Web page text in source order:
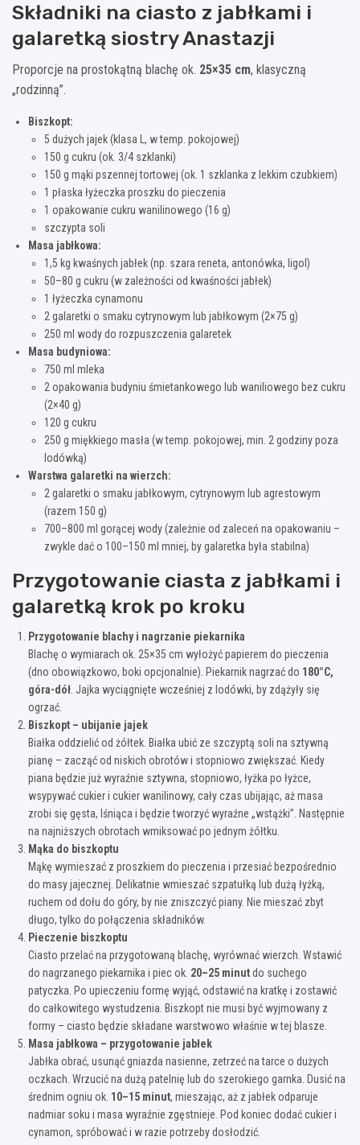
Składniki na ciasto z jabłkami i
galaretką siostry Anastazji
Proporcje na prostokątną blachę ok. 25×35 cm, klasyczną
„rodzinną”.
Biszkopt:
5 dużych jajek (klasa L, w temp. pokojowej)
150 g cukru (ok. 3/4 szklanki)
150 g mąki pszennej tortowej (ok. 1 szklanka z lekkim czubkiem)
1 płaska łyżeczka proszku do pieczenia
1 opakowanie cukru wanilinowego (16 g)
szczypta soli
Masa jabłkowa:
1,5 kg kwaśnych jabłek (np. szara reneta, antonówka, ligol)
50–80 g cukru (w zależności od kwaśności jabłek)
1 łyżeczka cynamonu
2 galaretki o smaku cytrynowym lub jabłkowym (2×75 g)
250 ml wody do rozpuszczenia galaretek
Masa budyniowa:
750 ml mleka
2 opakowania budyniu śmietankowego lub waniliowego bez cukru
(2×40 g)
120 g cukru
250 g miękkiego masła (w temp. pokojowej, min. 2 godziny poza
lodówką)
Warstwa galaretki na wierzch:
2 galaretki o smaku jabłkowym, cytrynowym lub agrestowym
(razem 150 g)
700–800 ml gorącej wody (zależnie od zaleceń na opakowaniu –
zwykle dać o 100–150 ml mniej, by galaretka była stabilna)
Przygotowanie ciasta z jabłkami i
galaretką krok po kroku
Przygotowanie blachy i nagrzanie piekarnika
Blachę o wymiarach ok. 25×35 cm wyłożyć papierem do pieczenia
(dno obowiązkowo, boki opcjonalnie). Piekarnik nagrzać do 180°C,
góra-dół. Jajka wyciągnięte wcześniej z lodówki, by zdążyły się
ogrzać.
Biszkopt – ubijanie jajek
Białka oddzielić od żółtek. Białka ubić ze szczyptą soli na sztywną
pianę – zacząć od niskich obrotów i stopniowo zwiększać. Kiedy
piana będzie już wyraźnie sztywna, stopniowo, łyżka po łyżce,
wsypywać cukier i cukier wanilinowy, cały czas ubijając, aż masa
zrobi się gęsta, lśniąca i będzie tworzyć wyraźne „wstążki”. Następnie
na najniższych obrotach wmiksować po jednym żółtku.
Mąka do biszkoptu
Mąkę wymieszać z proszkiem do pieczenia i przesiać bezpośrednio
do masy jajecznej. Delikatnie wmieszać szpatułką lub dużą łyżką,
ruchem od dołu do góry, by nie zniszczyć piany. Nie mieszać zbyt
długo, tylko do połączenia składników.
Pieczenie biszkoptu
Ciasto przelać na przygotowaną blachę, wyrównać wierzch. Wstawić
do nagrzanego piekarnika i piec ok. 20–25 minutdo suchego
patyczka. Po upieczeniu formę wyjąć, odstawić na kratkę i zostawić
do całkowitego wystudzenia. Biszkopt nie musi być wyjmowany z
formy – ciasto będzie składane warstwowo właśnie w tej blasze.
Masa jabłkowa – przygotowanie jabłek
Jabłka obrać, usunąć gniazda nasienne, zetrzeć na tarce o dużych
oczkach. Wrzucić na dużą patelnię lub do szerokiego garnka. Dusić na
średnim ogniu ok. 10–15 minut, mieszając, aż z jabłek odparuje
nadmiar soku i masa wyraźnie zgęstnieje. Pod koniec dodać cukier i
cynamon, spróbować i w razie potrzeby dosłodzić.